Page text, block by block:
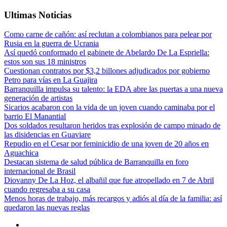
Ultimas Noticias
Como carne de cañón: así reclutan a colombianos para pelear por
Rusia en la guerra de Ucrania
Así quedó conformado el gabinete de Abelardo De La Espriella:
estos son sus 18 ministros
Cuestionan contratos por $3,2 billones adjudicados por gobierno
Petro para vías en La Guajira
Barranquilla impulsa su talento: la EDA abre las puertas a una nueva
generación de artistas
Sicarios acabaron con la vida de un joven cuando caminaba por el
barrio El Manantial
Dos soldados resultaron heridos tras explosión de campo minado de
las disidencias en Guaviare
Repudio en el Cesar por feminicidio de una joven de 20 años en
Aguachica
Destacan sistema de salud pública de Barranquilla en foro
internacional de Brasil
Diovanny De La Hoz, el albañil que fue atropellado en 7 de Abril
cuando regresaba a su casa
Menos horas de trabajo, más recargos y adiós al día de la familia: así
quedaron las nuevas reglas